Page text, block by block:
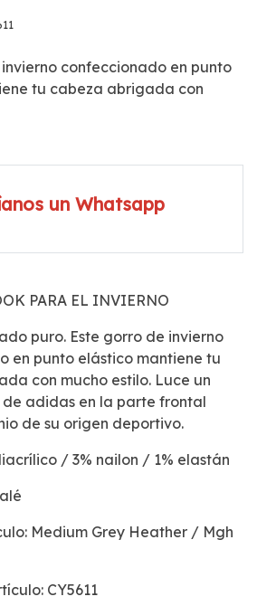
confeccionado en punto
tu cabeza abrigada con
un Whatsapp
PARA EL INVIERNO
puro. Este gorro de invierno
en punto elástico mantiene tu
con mucho estilo. Luce un
adidas en la parte frontal
de su origen deportivo.
/ 3% nailon / 1% elastán
Medium Grey Heather / Mgh
CY5611